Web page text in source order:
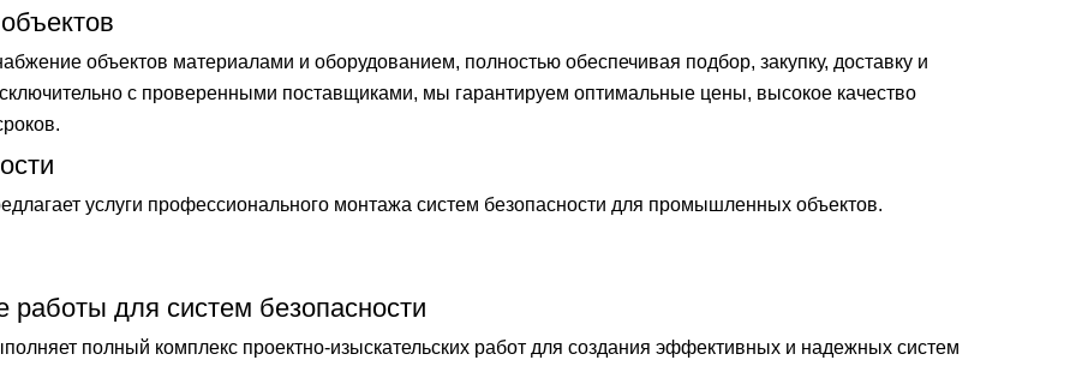
объектов материалами и оборудованием, полностью обеспечивая подбор, закупку, доставку и
с проверенными поставщиками, мы гарантируем оптимальные цены, высокое качество
услуги профессионального монтажа систем безопасности для промышленных объектов.
работы для систем безопасности
полный комплекс проектно-изыскательских работ для создания эффективных и надежных систем